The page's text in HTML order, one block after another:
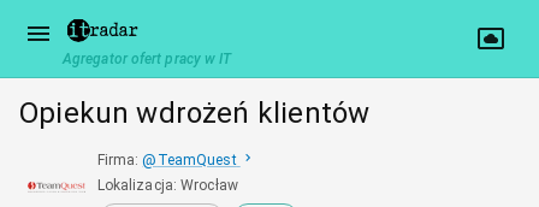
Agregator ofert pracy w IT
Opiekun wdrożeń klientów
Firma: @ TeamQuest
Lokalizacja:Wrocław